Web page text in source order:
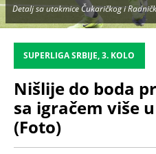
Detalj sa utakmice Čukaričkog i
SUPERLIGA SRBIJE, 3. KOLO
Nišlije do boda
sa igračem više
(Foto)